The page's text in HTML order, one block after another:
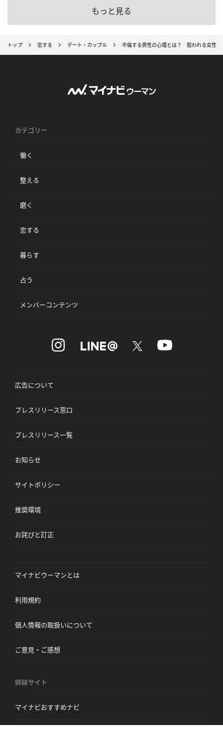
もっと見る
トップ 恋する デート・カップル 不倫する男性の心理とは？ 狙われる女性の
カテゴリー
働く
整える
磨く
恋する
暮らす
占う
メンバーコンテンツ
広告について
プレスリリース窓口
プレスリリース一覧
お知らせ
サイトポリシー
推奨環境
お詫びと訂正
マイナビウーマンとは
利用規約
個人情報の取扱いについて
ご意見・ご感想
姉妹サイト
マイナビおすすめナビ